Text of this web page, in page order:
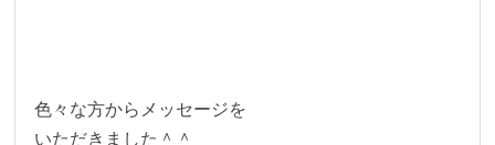
色々な方からメッセージを
いただきました＾＾